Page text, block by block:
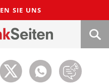
SIE UNS